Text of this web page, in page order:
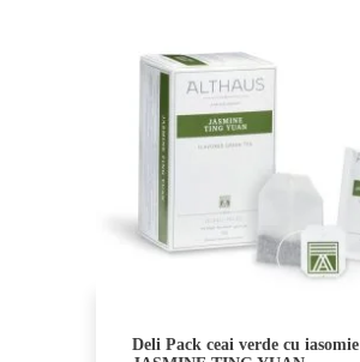
Deli Pack ceai verde cu iasomie